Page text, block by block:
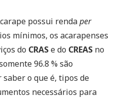
possui rendaper
mínimos, os acarapenses
do CRASe do CREAS no
96.8 % são
o que é, tipos de
necessários para